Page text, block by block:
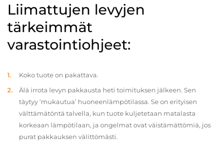
Liimattujen levyjen
tärkeimmät
varastointiohjeet:
Koko tuote on pakattava.
Älä irrota levyn pakkausta heti toimituksen jälkeen. Sen
täytyy ‘mukautua’ huoneenlämpötilassa. Se on erityisen
välttämätöntä talvella, kun tuote kuljetetaan matalasta
korkeaan lämpötilaan, ja ongelmat ovat väistämättömiä, jos
purat pakkauksen välittömästi.